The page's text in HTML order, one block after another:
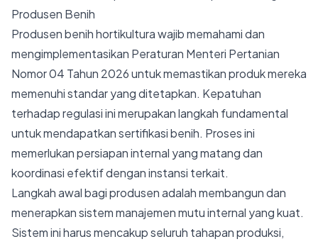
Produsen Benih
Produsen benih hortikultura wajib memahami dan
mengimplementasikan Peraturan Menteri Pertanian
Nomor 04 Tahun 2026 untuk memastikan produk mereka
memenuhi standar yang ditetapkan. Kepatuhan
terhadap regulasi ini merupakan langkah fundamental
untuk mendapatkan sertifikasi benih. Proses ini
memerlukan persiapan internal yang matang dan
koordinasi efektif dengan instansi terkait.
Langkah awal bagi produsen adalah membangun dan
menerapkan sistem manajemen mutu internal yang kuat.
Sistem ini harus mencakup seluruh tahapan produksi,